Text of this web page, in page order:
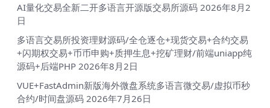
AI量化交易全新二开多语言开源版交易所源码 2026年8月2
日
多语言交易所投资理财源码/全仓逐仓+现货交易+合约交易
+闪期权交易+币币申购+质押生息+挖矿理财/前端uniapp纯
源码+后端PHP 2026年8月2日
VUE+FastAdmin新版海外微盘系统多语言微交易/虚拟币秒
合约/时间盘源码 2026年7月26日